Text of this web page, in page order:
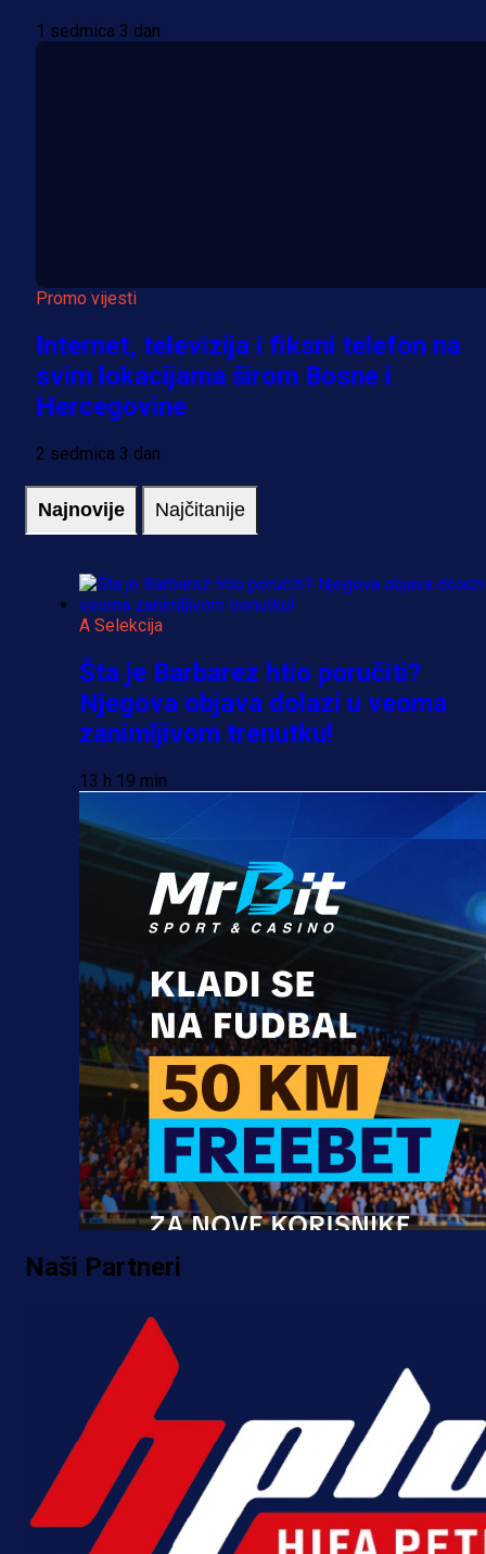
1 sedmica 3 dan
Promo vijesti
Internet, televizija i fiksni telefon na
svim lokacijama širom Bosne i
Hercegovine
2 sedmica 3 dan
Najnovije Najčitanije
A Selekcija
Šta je Barbarez htio poručiti?
Njegova objava dolazi u veoma
zanimljivom trenutku!
13 h 19 min
Promo vijesti
MrBit: Isprati kvalifikacije za
evropska takmičenja i preuzmi
bonus dobrodošlice!
20 h 41 min
Naši Partneri